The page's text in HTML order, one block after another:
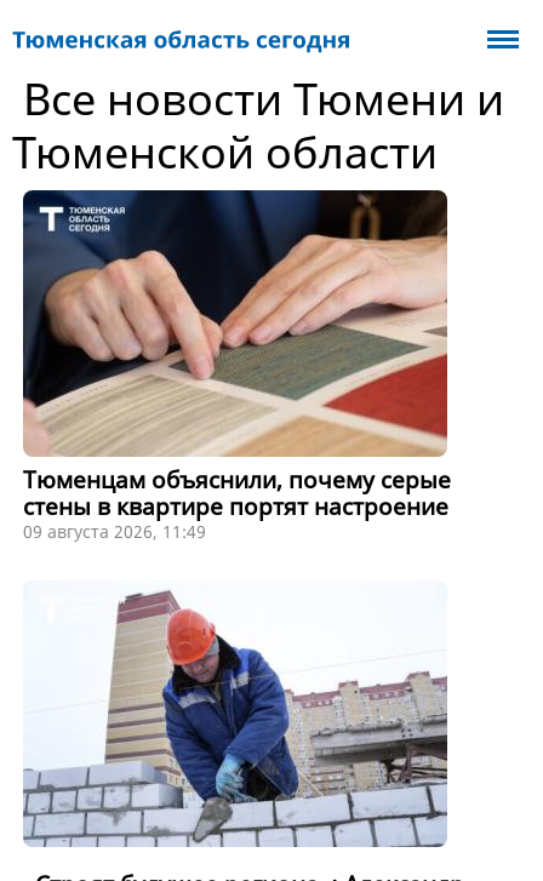
Все новости Тюмени и
Тюменской области
Тюменцам объяснили, почему серые
стены в квартире портят настроение
09 августа 2026, 11:49